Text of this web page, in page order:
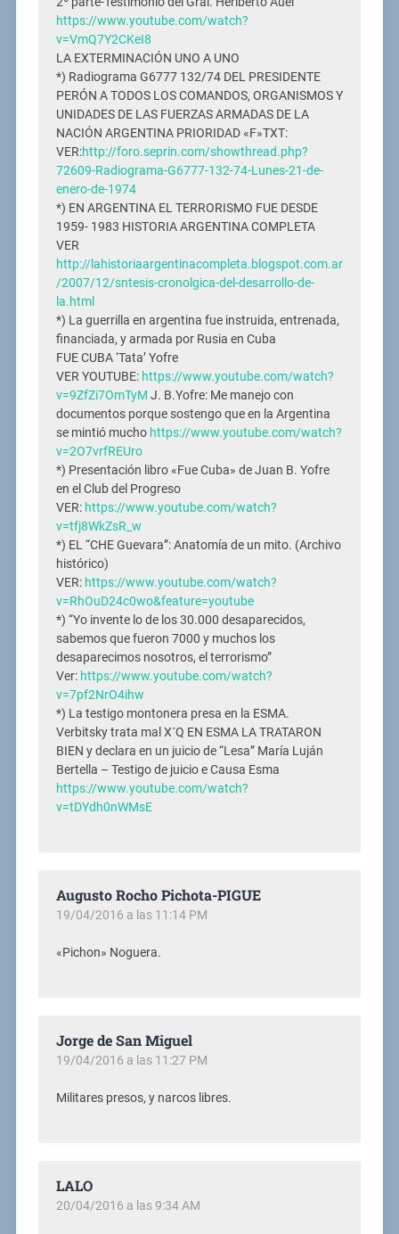
https://www.youtube.com/watch?
v=VmQ7Y2CKeI8
LA EXTERMINACIÓN UNO A UNO
*) Radiograma G6777 132/74 DEL PRESIDENTE
PERÓN A TODOS LOS COMANDOS, ORGANISMOS Y
UNIDADES DE LAS FUERZAS ARMADAS DE LA
NACIÓN ARGENTINA PRIORIDAD «F»TXT:
VER:http://foro.seprin.com/showthread.php?
72609-Radiograma-G6777-132-74-Lunes-21-de-
enero-de-1974
*) EN ARGENTINA EL TERRORISMO FUE DESDE
1959- 1983 HISTORIA ARGENTINA COMPLETA
VER
http://lahistoriaargentinacompleta.blogspot.com.ar
/2007/12/sntesis-cronolgica-del-desarrollo-de-
la.html
*) La guerrilla en argentina fue instruida, entrenada,
financiada, y armada por Rusia en Cuba
FUE CUBA ‘Tata’ Yofre
VER YOUTUBE: https://www.youtube.com/watch?
v=9ZfZi7OmTyM J. B.Yofre: Me manejo con
documentos porque sostengo que en la Argentina
se mintió mucho https://www.youtube.com/watch?
v=2O7vrfREUro
*) Presentación libro «Fue Cuba» de Juan B. Yofre
en el Club del Progreso
VER: https://www.youtube.com/watch?
v=tfj8WkZsR_w
*) EL “CHE Guevara”: Anatomía de un mito. (Archivo
histórico)
VER: https://www.youtube.com/watch?
v=RhOuD24c0wo&feature=youtube
*) “Yo invente lo de los 30.000 desaparecidos,
sabemos que fueron 7000 y muchos los
desaparecimos nosotros, el terrorismo”
Ver: https://www.youtube.com/watch?
v=7pf2NrO4ihw
*) La testigo montonera presa en la ESMA.
Verbitsky trata mal X´Q EN ESMA LA TRATARON
BIEN y declara en un juicio de “Lesa” María Luján
Bertella – Testigo de juicio e Causa Esma
https://www.youtube.com/watch?
v=tDYdh0nWMsE
Augusto Rocho Pichota-PIGUE
19/04/2016 a las 11:14 PM
«Pichon» Noguera.
Jorge de San Miguel
19/04/2016 a las 11:27 PM
Militares presos, y narcos libres.
LALO
20/04/2016 a las 9:34 AM